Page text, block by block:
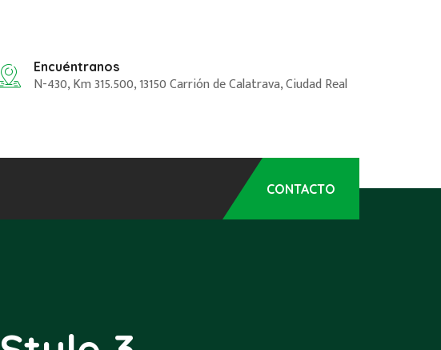
Encuéntranos
N-430, Km 315.500, 13150 Carrión de Calatrava, Ciudad Real
CONTACTO